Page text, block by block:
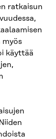
ratkaisun
käyttää